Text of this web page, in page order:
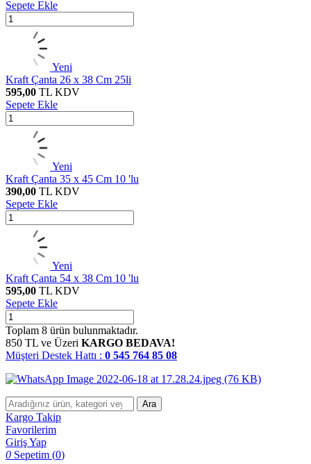
Sepete Ekle
Yeni
Kraft Çanta 26 x 38 Cm 25li
595,00 TL KDV
Sepete Ekle
Yeni
Kraft Çanta 35 x 45 Cm 10 'lu
390,00 TL KDV
Sepete Ekle
Yeni
Kraft Çanta 54 x 38 Cm 10 'lu
595,00 TL KDV
Sepete Ekle
Toplam 8 ürün bulunmaktadır.
850 TL ve Üzeri KARGO BEDAVA!
Müşteri Destek Hattı : 0 545 764 85 08
Ara
Kargo Takip
Favorilerim
Giriş Yap
0 Sepetim (0)